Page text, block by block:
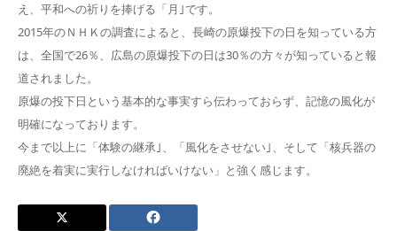
え、平和への祈りを捧げる「月｣です。
2015年のＮＨＫの調査によると、長崎の原爆投下の日を知っている方
は、全国で26％、広島の原爆投下の日は30％の方々が知っていると報
道されました。
原爆の投下日という基本的な事実すら伝わっておらず、記憶の風化が
明確になっております。
今まで以上に「体験の継承｣、「風化をさせない｣、そして「核兵器の
廃絶を着実に実行しなければいけない」と強く感じます。